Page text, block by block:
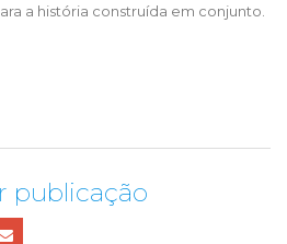
a história construída em conjunto.
publicação